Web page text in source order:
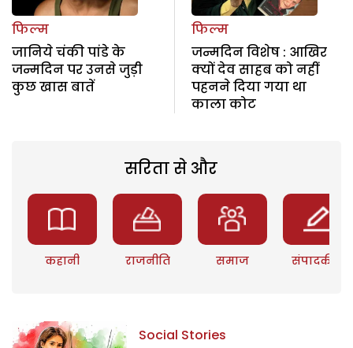
फिल्म
जानिये चंकी पांडे के
जन्मदिन पर उनसे जुड़ी
कुछ खास बातें
फिल्म
जन्मदिन विशेष : आखिर
क्यों देव साहब को नहीं
पहनने दिया गया था
काला कोट
सरिता से और
कहानी राजनीति समाज संपादकीय
Social Stories